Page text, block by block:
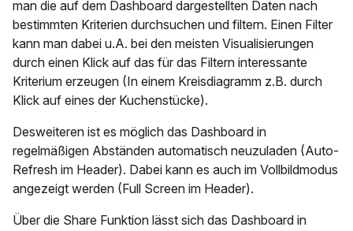
man die auf dem Dashboard dargestellten Daten nach
bestimmten Kriterien durchsuchen und filtern. Einen Filter
kann man dabei u.A. bei den meisten Visualisierungen
durch einen Klick auf das für das Filtern interessante
Kriterium erzeugen (In einem Kreisdiagramm z.B. durch
Klick auf eines der Kuchenstücke).
Desweiteren ist es möglich das Dashboard in
regelmäßigen Abständen automatisch neuzuladen (Auto-
Refresh im Header). Dabei kann es auch im Vollbildmodus
angezeigt werden (Full Screen im Header).
Über die Share Funktion lässt sich das Dashboard in